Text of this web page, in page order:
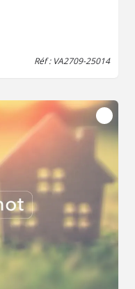
qui s'ouvre sur une
prête à l'emploi.
séjour
à un
une salle de
Pour votre confort
une cave privative,
place de parking
au gaz. Si l'ensemble
neuves et propres,
en bois simple
et en faire un
rare sur le
ou un
inclus de 6.43% TTC à
140 000 €.
Aucune procédure
climat E Montant
Réf : VA2709-25014